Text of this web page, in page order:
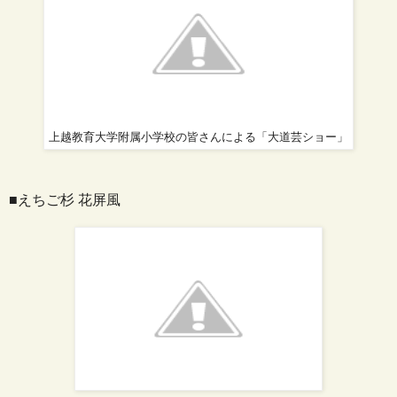
上越教育大学附属小学校の皆さんによる「大道芸ショー」
■えちご杉 花屏風